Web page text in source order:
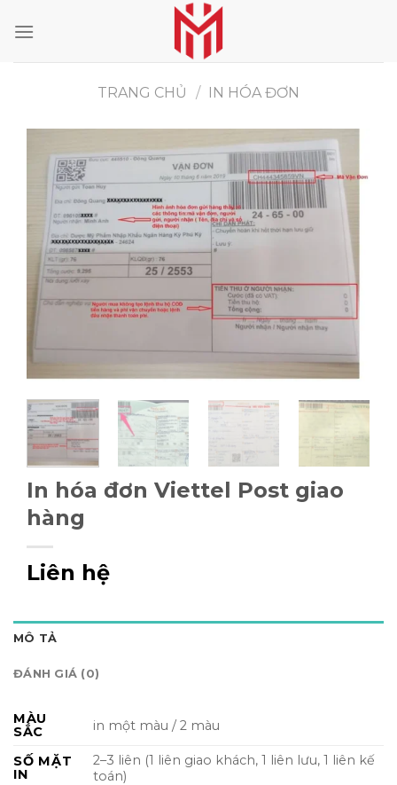
TRANG CHỦ / IN HÓA ĐƠN
In hóa đơn Viettel Post giao
hàng
Liên hệ
MÔ TẢ
ĐÁNH GIÁ (0)
MÀU
SẮC
in một màu / 2 màu
SỐ MẶT
IN
2–3 liên (1 liên giao khách, 1 liên lưu, 1 liên kế
toán)